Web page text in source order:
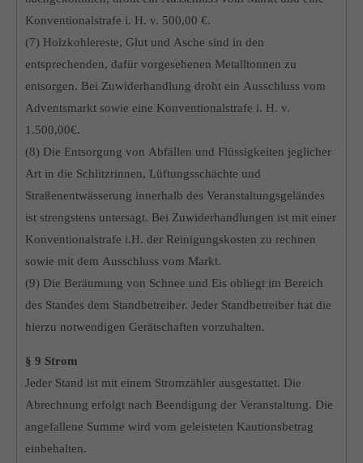
Konventionalstrafe i. H. v. 500,00 €.
(7) Holzkohlereste, Glut und Asche sind in den
entsprechenden, dafür vorgesehenen Metalltonnen zu
entsorgen. Bei Zuwiderhandlung droht ein Ausschluss vom
Adventsmarkt sowie eine Konventionalstrafe i. H. v.
1.500,00€.
(8) Die Entsorgung von Abfällen und Flüssigkeiten jeglicher
Art in die Schlitzrinnen, Lüftungsschächte und
Straßenentwässerung innerhalb des Veranstaltungsgeländes
ist strengstens untersagt. Bei Zuwiderhandlungen ist mit einer
Konventionalstrafe i.H. der Reinigungskosten zu rechnen
sowie mit dem Ausschluss vom Markt.
(9) Die Beräumung von Schnee und Eis obliegt im Bereich
des Standes dem Standbetreiber. Jeder Standbetreiber hat die
hierzu notwendigen Gerätschaften vorzuhalten.
§ 9 Strom
Jeder Stand ist mit einem Stromzähler ausgestattet. Die
Abrechnung erfolgt nach Beendigung der Veranstaltung. Die
angefallene Summe wird vom geleisteten Kautionsbetrag
einbehalten.